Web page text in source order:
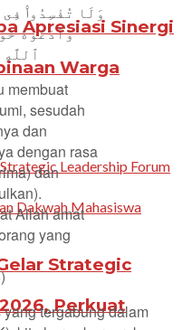
Apresiasi Sinergi
Warga
Strategic
Perkuat
وَلَا تُفْسِدُوا۟
وَٱدْعُوهُ
membuat
sesudah
dan
dengan rasa
dan
Allah amat
yang
tergabung dalam